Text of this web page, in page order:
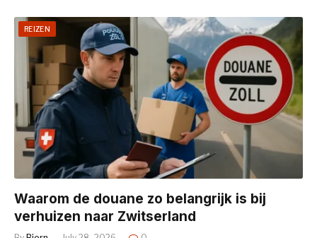
REIZEN
Waarom de douane zo belangrijk is bij
verhuizen naar Zwitserland